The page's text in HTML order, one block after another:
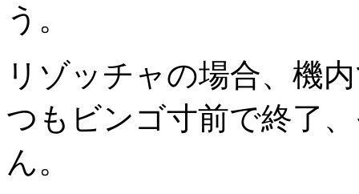
う。
リゾッチャの場合、機
つもビンゴ寸前で終了
ん。